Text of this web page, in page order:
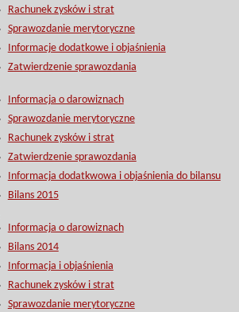
Rachunek zysków i strat
Sprawozdanie merytoryczne
Informacje dodatkowe i objaśnienia
Zatwierdzenie sprawozdania
Informacja o darowiznach
Sprawozdanie merytoryczne
Rachunek zysków i strat
Zatwierdzenie sprawozdania
Informacja dodatkwowa i objaśnienia do bilansu
Bilans 2015
Informacja o darowiznach
Bilans 2014
Informacja i objaśnienia
Rachunek zysków i strat
Sprawozdanie merytoryczne